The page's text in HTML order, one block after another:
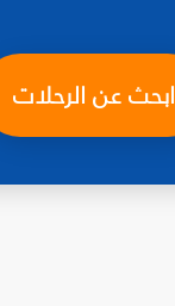
ابحث عن الرحلات